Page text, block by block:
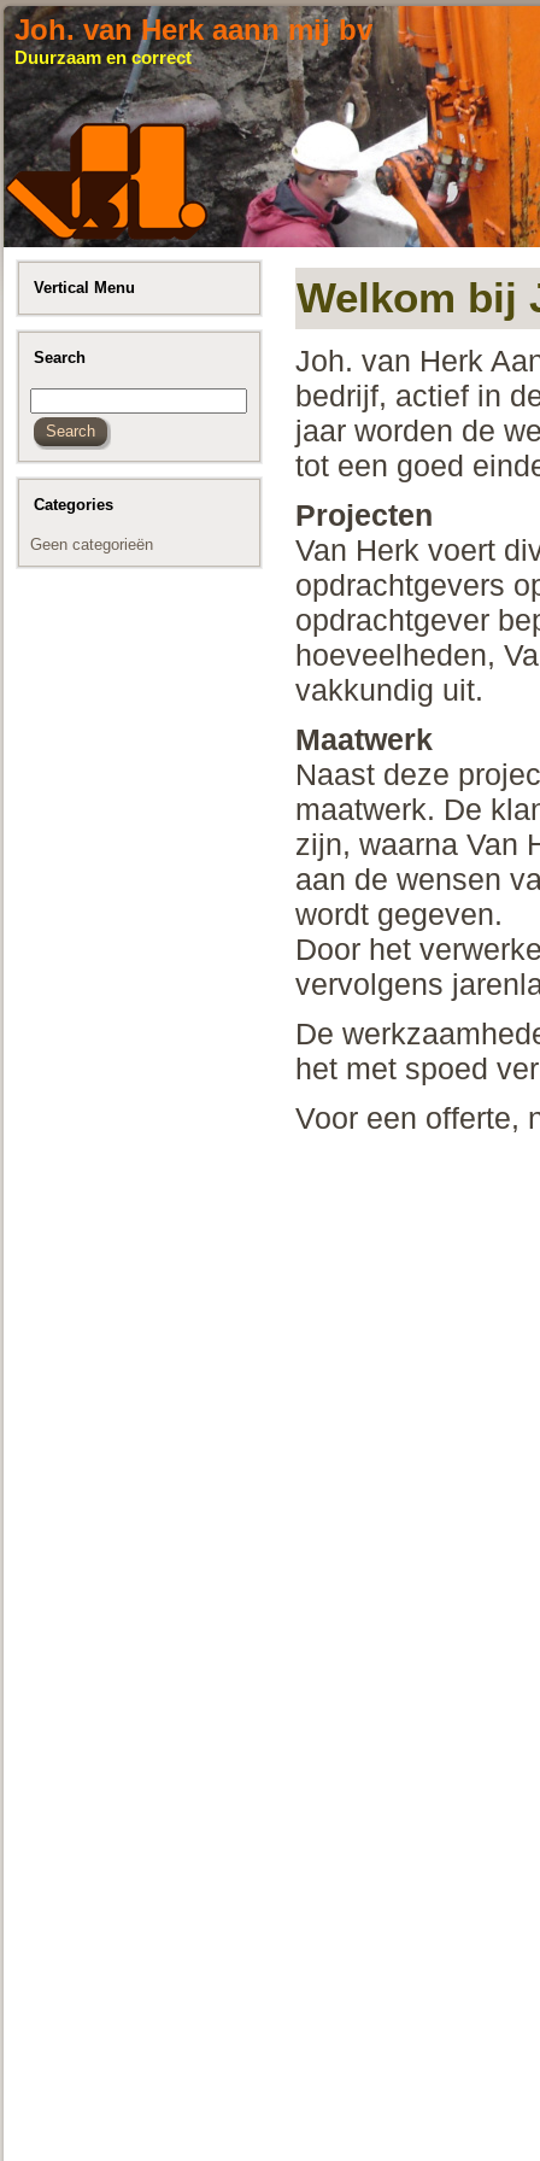
Joh. van Herk aann mij bv
Duurzaam en correct
Vertical Menu
Search
Categories
Geen categorieën
Welkom bij
Joh. van Herk
bedrijf, actief in
jaar worden de
tot een goed
Projecten
Van Herk voert
opdrachtgevers
opdrachtgever
hoeveelheden,
vakkundig uit.
Maatwerk
Naast deze
maatwerk. De
zijn, waarna Van
aan de wensen
wordt gegeven.
Door het
vervolgens
De
het met spoed
Voor een offerte,